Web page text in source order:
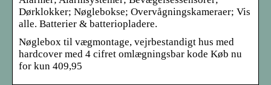
Dørklokker; Nøglebokse; Overvågningskameraer; Vis
alle. Batterier & batteriopladere.
Nøglebox til vægmontage, vejrbestandigt hus med
hardcover med 4 cifret omlægningsbar kode Køb nu
for kun 409,95